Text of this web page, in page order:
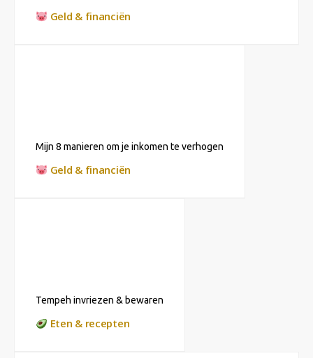
Geld & financiën
Mijn 8 manieren om je inkomen te verhogen
Geld & financiën
Tempeh invriezen & bewaren
Eten & recepten